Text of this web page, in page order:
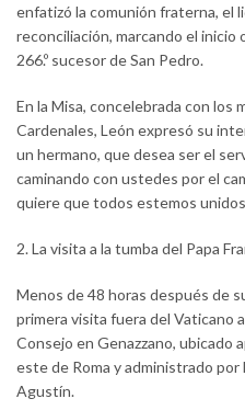
enfatizó la comunión fraterna, el
reconciliación, marcando el inicio
266.º sucesor de San Pedro.
En la Misa, concelebrada con los
Cardenales, León expresó su
un hermano, que desea ser el
caminando con ustedes por el
quiere que todos estemos unidos
2. La visita a la tumba del Papa
Menos de 48 horas después de
primera visita fuera del Vaticano
Consejo en Genazzano, ubicado
este de Roma y administrado
Agustín.